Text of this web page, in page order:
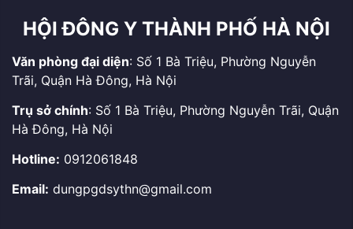
HỘI ĐÔNG Y THÀNH PHỐ HÀ NỘI
Văn phòng đại diện: Số 1 Bà Triệu, Phường Nguyễn
Trãi, Quận Hà Đông, Hà Nội
Trụ sở chính: Số 1 Bà Triệu, Phường Nguyễn Trãi, Quận
Hà Đông, Hà Nội
Hotline: 0912061848
Email: dungpgdsythn@gmail.com